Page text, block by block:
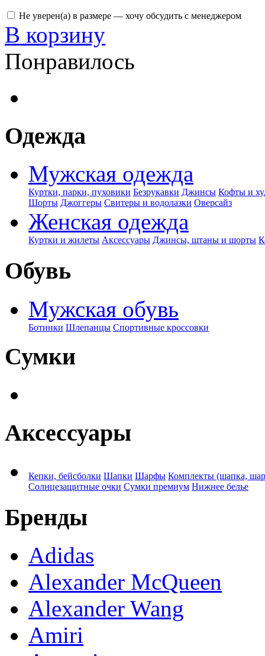
Не уверен(а) в размере — хочу обсудить с менеджером
В корзину
Понравилось
Одежда
Мужская одежда
Куртки, парки, пуховики Безрукавки Джинсы Кофты и
Шорты Джоггеры Свитеры и водолазки Оверсайз
Женская одежда
Куртки и жилеты Аксессуары Джинсы, штаны и шорты
Обувь
Мужская обувь
Ботинки Шлепанцы Спортивные кроссовки
Сумки
Аксессуары
Кепки, бейсболки Шапки Шарфы Комплекты (шапка,
Солнцезащитные очки Сумки премиум Нижнее белье
Бренды
Adidas
Alexander McQueen
Alexander Wang
Amiri